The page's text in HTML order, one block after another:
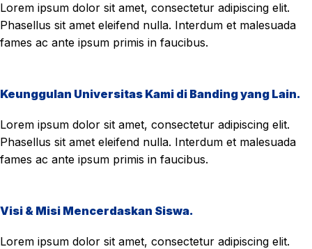
Lorem ipsum dolor sit amet, consectetur adipiscing elit.
Phasellus sit amet eleifend nulla. Interdum et malesuada
fames ac ante ipsum primis in faucibus.
Keunggulan Universitas Kami di Banding yang Lain.
Lorem ipsum dolor sit amet, consectetur adipiscing elit.
Phasellus sit amet eleifend nulla. Interdum et malesuada
fames ac ante ipsum primis in faucibus.
Visi & Misi Mencerdaskan Siswa.
Lorem ipsum dolor sit amet, consectetur adipiscing elit.